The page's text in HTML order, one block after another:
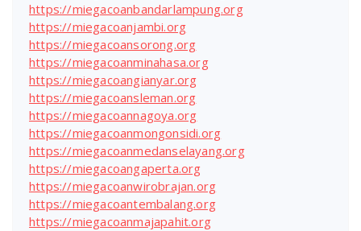
https://miegacoanbandarlampung.org
https://miegacoanjambi.org
https://miegacoansorong.org
https://miegacoanminahasa.org
https://miegacoangianyar.org
https://miegacoansleman.org
https://miegacoannagoya.org
https://miegacoanmongonsidi.org
https://miegacoanmedanselayang.org
https://miegacoangaperta.org
https://miegacoanwirobrajan.org
https://miegacoantembalang.org
https://miegacoanmajapahit.org